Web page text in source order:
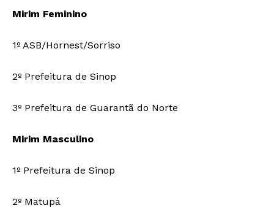
Mirim Feminino
1º ASB/Hornest/Sorriso
2º Prefeitura de Sinop
3º Prefeitura de Guarantã do Norte
Mirim Masculino
1º Prefeitura de Sinop
2º Matupá